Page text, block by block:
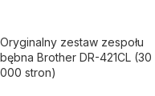
Oryginalny zestaw zespołu
bębna Brother DR-421CL (30
000 stron)